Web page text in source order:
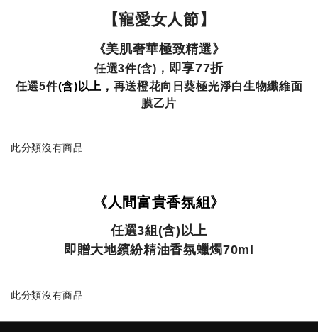
【寵愛女人節】
《美肌奢華極致精選》
任選3件(含)， 即享77折
任選5件(含)以上， 再送橙花向日葵極光淨白生物纖維面
膜乙片
此分類沒有商品
《人間富貴香氛組》
任選3組(含)以上
即贈大地繽紛精油香氛蠟燭70ml
此分類沒有商品